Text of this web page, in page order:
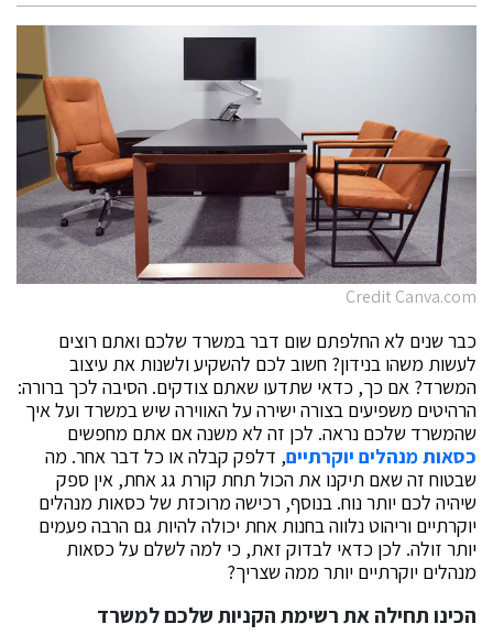
Credit Canva.com
כבר שנים לא החלפתם שום דבר במשרד שלכם ואתם רוצים
לעשות משהו בנידון? חשוב לכם להשקיע ולשנות את עיצוב
המשרד? אם כך, כדאי שתדעו שאתם צודקים. הסיבה לכך ברורה:
הרהיטים משפיעים בצורה ישירה על האווירה שיש במשרד ועל איך
שהמשרד שלכם נראה. לכן זה לא משנה אם אתם מחפשים
כסאות מנהלים יוקרתיים, דלפק קבלה או כל דבר אחר. מה
שבטוח זה שאם תיקנו את הכול תחת קורת גג אחת, אין ספק
שיהיה לכם יותר נוח. בנוסף, רכישה מרוכזת של כסאות מנהלים
יוקרתיים וריהוט נלווה בחנות אחת יכולה להיות גם הרבה פעמים
יותר זולה. לכן כדאי לבדוק זאת, כי למה לשלם על כסאות
מנהלים יוקרתיים יותר ממה שצריך?
הכינו תחילה את רשימת הקניות שלכם למשרד